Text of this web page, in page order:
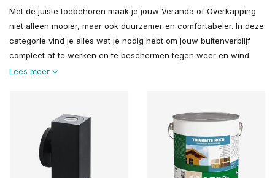
Met de juiste toebehoren maak je jouw Veranda of Overkapping
niet alleen mooier, maar ook duurzamer en comfortabeler. In deze
categorie vind je alles wat je nodig hebt om jouw buitenverblijf
compleet af te werken en te beschermen tegen weer en wind.
Lees meer